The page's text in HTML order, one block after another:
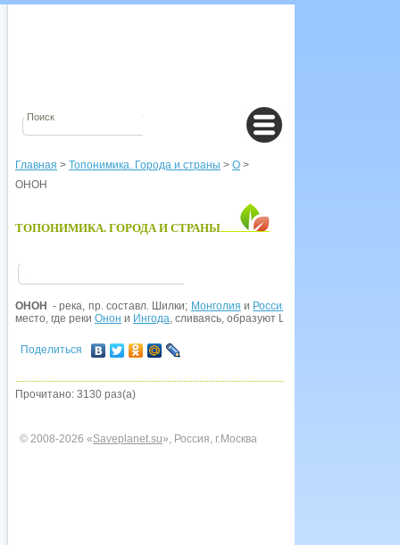
Главная > Топонимика. Города и страны > О >
ОНОН
ТОПОНИМИКА. ГОРОДА И СТРАНЫ
ОНОН - река, пр. составл. Шилки; Монголия и Россия
место, где реки Онон и Ингода, сливаясь, образуют Шилку.
Поделиться
Прочитано: 3130 раз(а)
© 2008-2026 «Saveplanet.su», Россия, г.Москва